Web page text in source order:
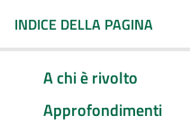
INDICE DELLA PAGINA
A chi è rivolto
Approfondimenti